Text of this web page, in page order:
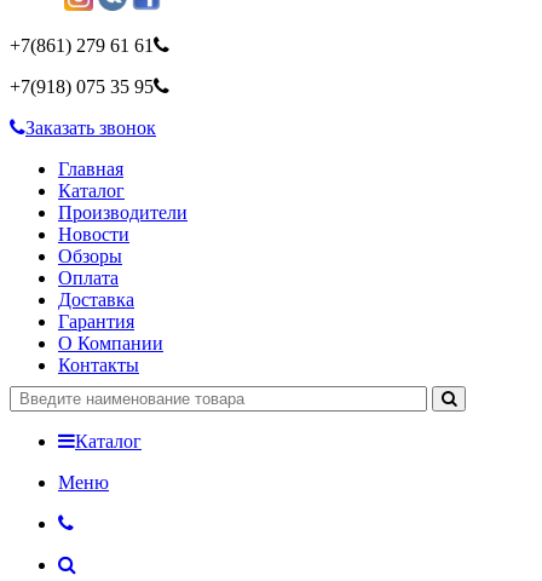
+7(861) 279 61 61
+7(918) 075 35 95
Заказать звонок
Главная
Каталог
Производители
Новости
Обзоры
Оплата
Доставка
Гарантия
О Компании
Контакты
Каталог
Меню